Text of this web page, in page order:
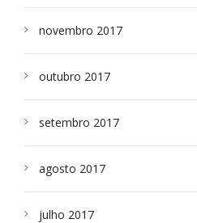
novembro 2017
outubro 2017
setembro 2017
agosto 2017
julho 2017